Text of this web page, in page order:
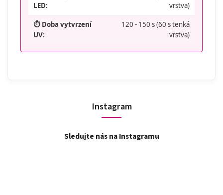
LED:
vrstva)
⏱️ Doba vytvrzení
UV:
120 - 150 s (60 s tenká
vrstva)
Instagram
Sledujte nás na Instagramu